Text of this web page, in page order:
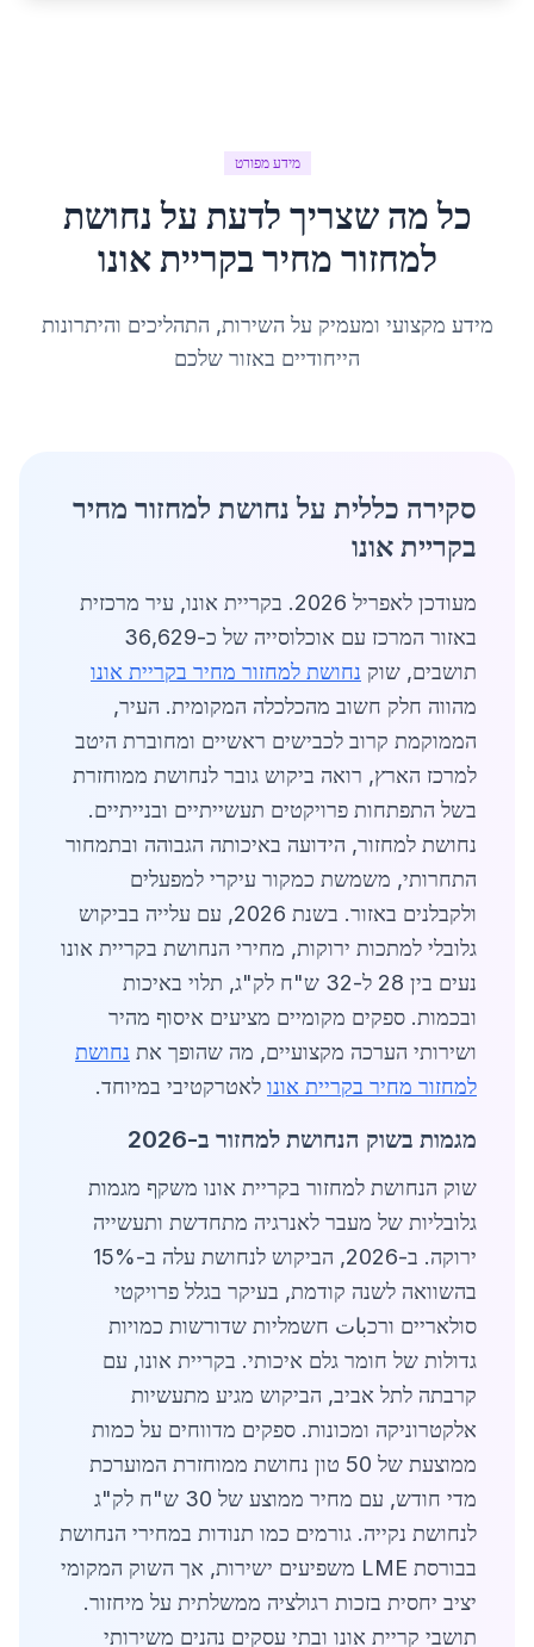
מידע מפורט
כל מה שצריך לדעת על נחושת
למחזור מחירבקריית אונו
מידע מקצועי ומעמיק על השירות, התהליכים והיתרונות
הייחודיים באזור שלכם
סקירה כללית על נחושת למחזור מחיר
בקריית אונו
מעודכן לאפריל 2026. בקריית אונו, עיר מרכזית
באזור המרכז עם אוכלוסייה של כ-36,629
תושבים, שוק נחושת למחזור מחיר בקריית אונו
מהווה חלק חשוב מהכלכלה המקומית. העיר,
הממוקמת קרוב לכבישים ראשיים ומחוברת היטב
למרכז הארץ, רואה ביקוש גובר לנחושת ממוחזרת
בשל התפתחות פרויקטים תעשייתיים ובנייתיים.
נחושת למחזור, הידועה באיכותה הגבוהה ובתמחור
התחרותי, משמשת כמקור עיקרי למפעלים
ולקבלנים באזור. בשנת 2026, עם עלייה בביקוש
גלובלי למתכות ירוקות, מחירי הנחושת בקריית אונו
נעים בין 28 ל-32 ש"ח לק"ג, תלוי באיכות
ובכמות. ספקים מקומיים מציעים איסוף מהיר
ושירותי הערכה מקצועיים, מה שהופך את נחושת
למחזור מחיר בקריית אונו לאטרקטיבי במיוחד.
מגמות בשוק הנחושת למחזור ב-2026
שוק הנחושת למחזור בקריית אונו משקף מגמות
גלובליות של מעבר לאנרגיה מתחדשת ותעשייה
ירוקה. ב-2026, הביקוש לנחושת עלה ב-15%
בהשוואה לשנה קודמת, בעיקר בגלל פרויקטי
סולאריים ורכبات חשמליות שדורשות כמויות
גדולות של חומר גלם איכותי. בקריית אונו, עם
קרבתה לתל אביב, הביקוש מגיע מתעשיות
אלקטרוניקה ומכונות. ספקים מדווחים על כמות
ממוצעת של 50 טון נחושת ממוחזרת המוערכת
מדי חודש, עם מחיר ממוצע של 30 ש"ח לק"ג
לנחושת נקייה. גורמים כמו תנודות במחירי הנחושת
בבורסת LME משפיעים ישירות, אך השוק המקומי
יציב יחסית בזכות רגולציה ממשלתית על מיחזור.
תושבי קריית אונו ובתי עסקים נהנים משירותי